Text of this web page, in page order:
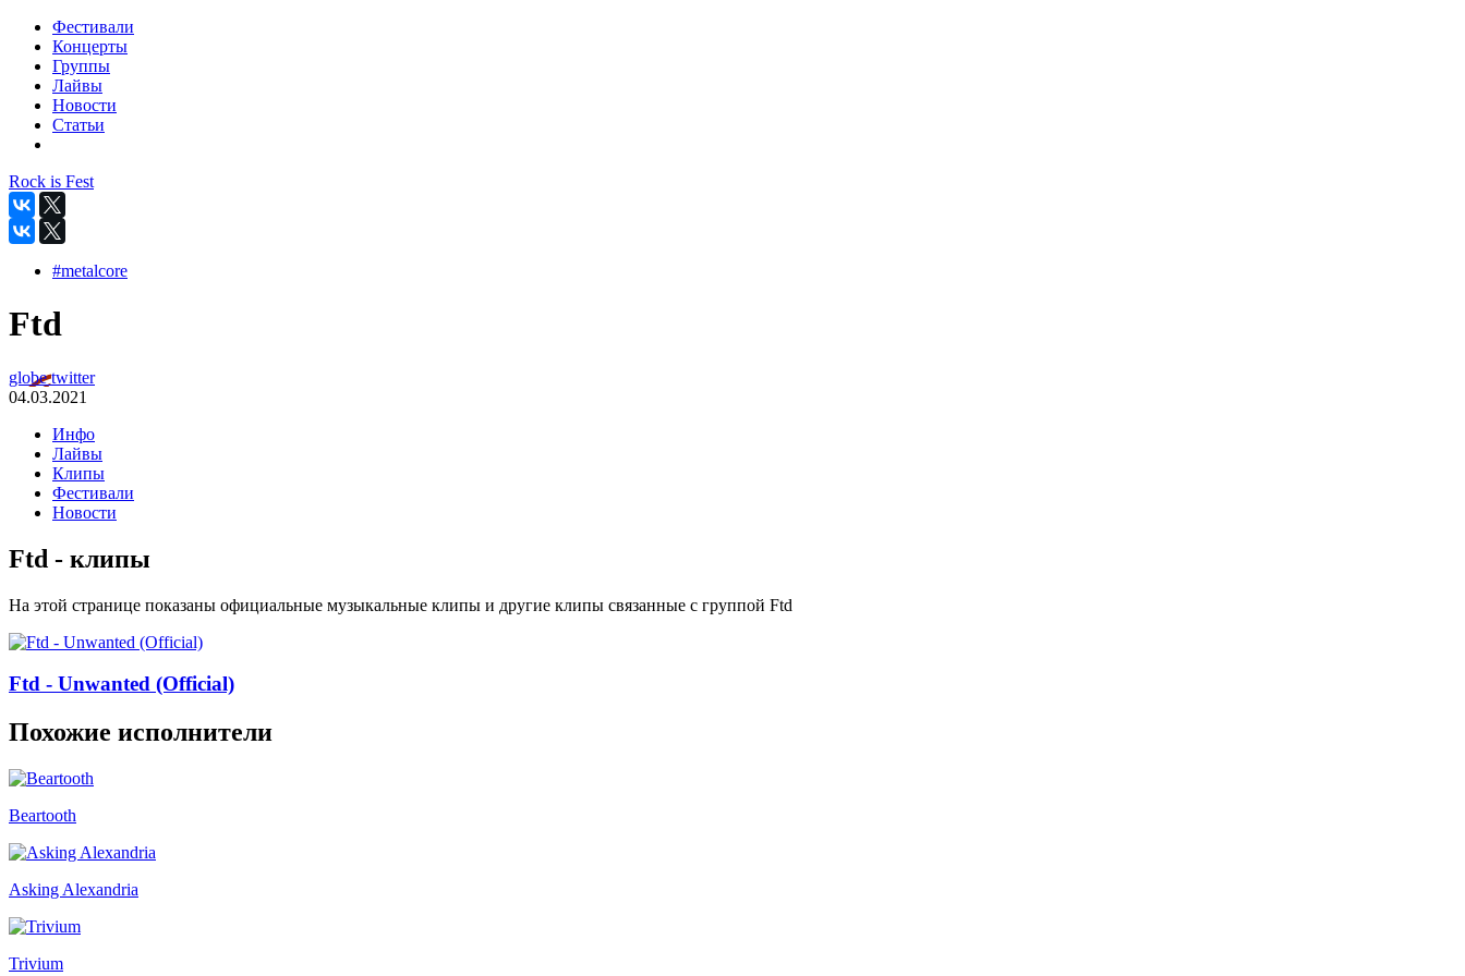
Фестивали
Концерты
Группы
Лайвы
Новости
Статьи
Rock is Fest
#metalcore
Ftd
globetwitter
04.03.2021
Инфо
Лайвы
Клипы
Фестивали
Новости
Ftd - клипы
На этой странице показаны официальные музыкальные клипы и другие клипы связанные с группой Ftd
Ftd - Unwanted (Official)
Похожие исполнители
Beartooth
Asking Alexandria
Trivium